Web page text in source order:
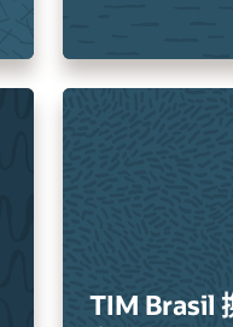
TIM Brasil